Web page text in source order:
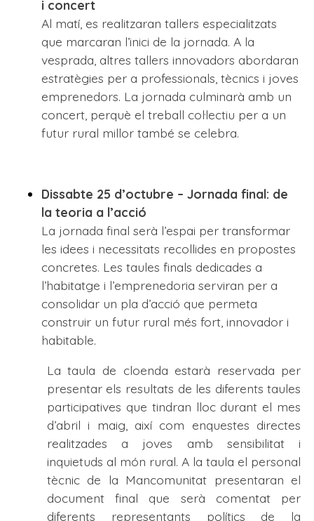
i concert
Al matí, es realitzaran tallers especialitzats
que marcaran l’inici de la jornada. A la
vesprada, altres tallers innovadors abordaran
estratègies per a professionals, tècnics i joves
emprenedors. La jornada culminarà amb un
concert, perquè el treball col·lectiu per a un
futur rural millor també se celebra.
Dissabte 25 d’octubre – Jornada final: de
la teoria a l’acció
La jornada final serà l’espai per transformar
les idees i necessitats recollides en propostes
concretes. Les taules finals dedicades a
l’habitatge i l’emprenedoria serviran per a
consolidar un pla d’acció que permeta
construir un futur rural més fort, innovador i
habitable.
La taula de cloenda estarà reservada per
presentar els resultats de les diferents taules
participatives que tindran lloc durant el mes
d’abril i maig, així com enquestes directes
realitzades a joves amb sensibilitat i
inquietuds al món rural. A la taula el personal
tècnic de la Mancomunitat presentaran el
document final que serà comentat per
diferents representants polítics de la